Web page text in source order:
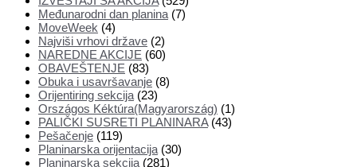
Međunarodni dan planina(7)
MoveWeek (4)
Najviši vrhovi države (2)
NAREDNE AKCIJE (60)
OBAVEŠTENJE (83)
Obuka i usavršavanje (8)
Orijentiring sekcija(23)
Országos Kéktúra(Magyarország) (1)
PALIČKI SUSRETI PLANINARA(43)
Pešačenje (119)
Planinarska orijentacija(30)
Planinarska sekcija(281)